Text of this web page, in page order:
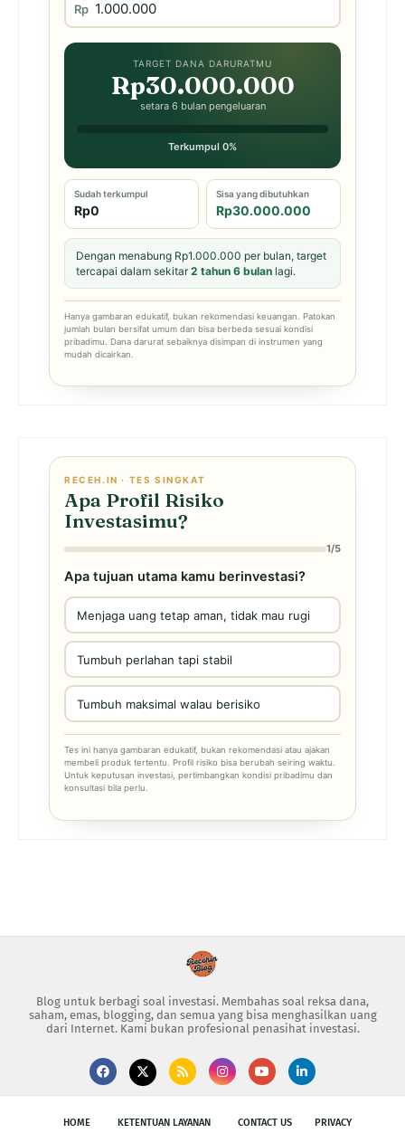
Rp
TARGET DANA DARURATMU
Rp30.000.000
setara 6 bulan pengeluaran
Terkumpul 0%
Sudah terkumpul
Rp0
Sisa yang dibutuhkan
Rp30.000.000
Dengan menabung Rp1.000.000 per bulan, target
tercapai dalam sekitar2 tahun 6 bulan lagi.
Hanya gambaran edukatif, bukan rekomendasi keuangan. Patokan
jumlah bulan bersifat umum dan bisa berbeda sesuai kondisi
pribadimu. Dana darurat sebaiknya disimpan di instrumen yang
mudah dicairkan.
RECEH.IN · TES SINGKAT
Apa Profil Risiko
Investasimu?
1/5
Apa tujuan utama kamu berinvestasi?
Menjaga uang tetap aman, tidak mau rugi
Tumbuh perlahan tapi stabil
Tumbuh maksimal walau berisiko
Tes ini hanya gambaran edukatif, bukan rekomendasi atau ajakan
membeli produk tertentu. Profil risiko bisa berubah seiring waktu.
Untuk keputusan investasi, pertimbangkan kondisi pribadimu dan
konsultasi bila perlu.
Blog untuk berbagi soal investasi. Membahas soal reksa dana,
saham, emas, blogging, dan semua yang bisa menghasilkan uang
dari Internet. Kami bukan profesional penasihat investasi.
HOME KETENTUAN LAYANAN CONTACT US PRIVACY